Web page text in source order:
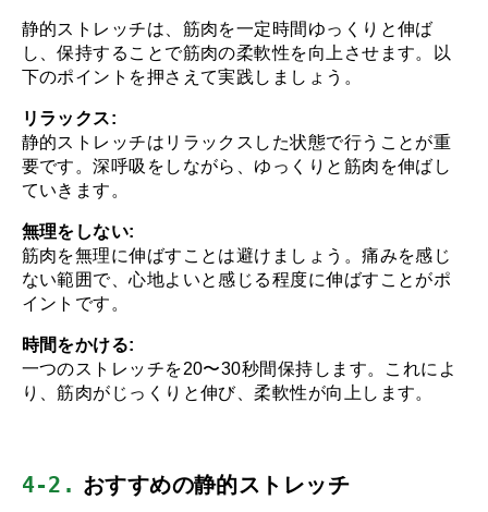
静的ストレッチは、筋肉を一定時間ゆっくりと伸ば
し、保持することで筋肉の柔軟性を向上させます。以
下のポイントを押さえて実践しましょう。
リラックス:
静的ストレッチはリラックスした状態で行うことが重
要です。深呼吸をしながら、ゆっくりと筋肉を伸ばし
ていきます。
無理をしない:
筋肉を無理に伸ばすことは避けましょう。痛みを感じ
ない範囲で、心地よいと感じる程度に伸ばすことがポ
イントです。
時間をかける:
一つのストレッチを20〜30秒間保持します。これによ
り、筋肉がじっくりと伸び、柔軟性が向上します。
4-2. おすすめの静的ストレッチ